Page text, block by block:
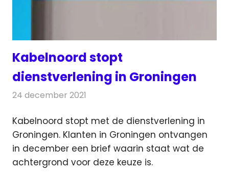
Kabelnoord stopt
dienstverlening in Groningen
24 december 2021
Kabelnoord stopt met de dienstverlening in
Groningen. Klanten in Groningen ontvangen
in december een brief waarin staat wat de
achtergrond voor deze keuze is.